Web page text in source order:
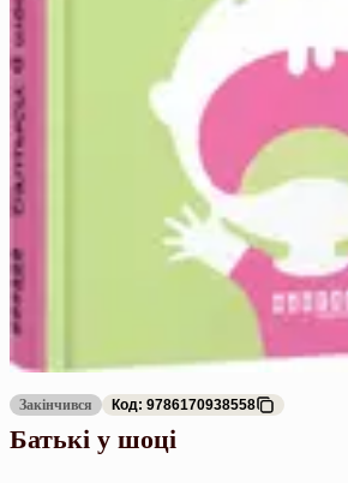
Закінчився Код: 9786170938558
Батькі у шоці